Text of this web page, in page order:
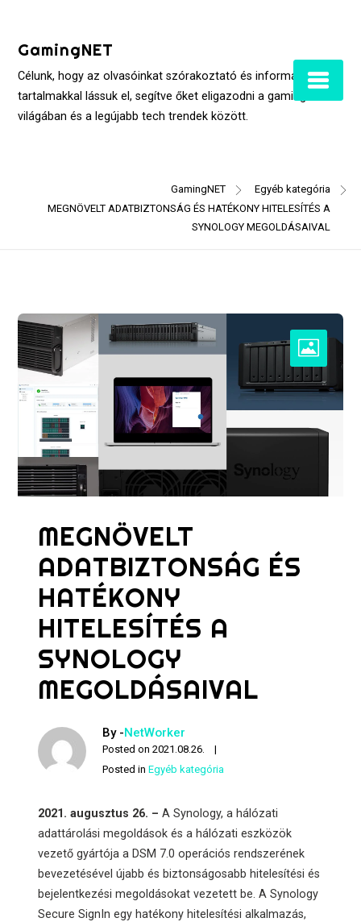
contentGamingNET
Célunk, hogy az olvasóinkat szórakoztató és informatív
tartalmakkal lássuk el, segítve őket eligazodni a gaming
világában és a legújabb tech trendek között.
GamingNET
Egyéb kategória
MEGNÖVELT ADATBIZTONSÁG ÉS HATÉKONY HITELESÍTÉS A
SYNOLOGY MEGOLDÁSAIVAL
MEGNÖVELT
ADATBIZTONSÁG ÉS
HATÉKONY
HITELESÍTÉS A
SYNOLOGY
MEGOLDÁSAIVAL
By -NetWorker
Posted on2021.08.26.
Posted inEgyéb kategória
2021. augusztus 26. – A Synology, a hálózati
adattárolási megoldások és a hálózati eszközök
vezető gyártója a DSM 7.0 operációs rendszerének
bevezetésével újabb és biztonságosabb hitelesítési és
bejelentkezési megoldásokat vezetett be. A Synology
Secure SignIn egy hatékony hitelesítési alkalmazás,